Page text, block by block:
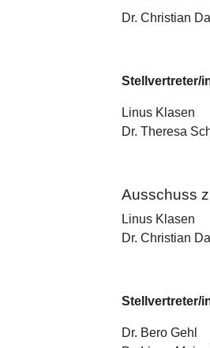
Dr. Christian
Stellvertreter/
Linus Klasen
Dr. Theresa
Ausschuss
Linus Klasen
Dr. Christian
Stellvertreter/
Dr. Bero Gehl